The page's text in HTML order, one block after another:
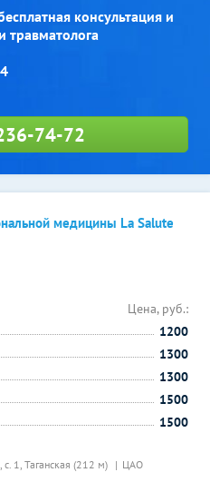
консультация и
травматолога
74-72
медицины La Salute
с. 1, Таганская (212 м) ЦАО
Цена, руб.:
1200
1300
1300
1500
1500